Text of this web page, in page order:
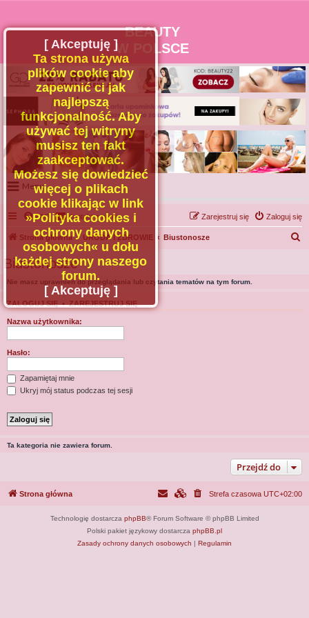
BEAUTY
W POLSCE
Menu
Portal
Facebook
Regulamin
Zapytaj administratora
Kontakt
FAQ Kontakt z nami Zaloguj się
Zarejestruj się
Strona główna URODA I ZDROWIE Biustonosze
Biustonosze
Nie masz uprawnień do przeglądania lub czytania tematów na tym forum.
ZALOGUJ SIĘ•ZAREJESTRUJ SIĘ
Nazwa użytkownika:
Hasło:
Zapamiętaj mnie
Ukryj mój status podczas tej sesji
Ta kategoria nie zawiera forum.
Przejdź do
[ Akceptuję ]
Ta strona używa
plików cookie aby
zapewnić ci jak
najlepszą
funkcjonalność. Aby
używać tej witryny
musisz ten fakt
zaakceptować.
Możesz się dowiedzieć
więcej o plikach
cookie klikając w link
»Polityka cookies i
ochrony danych
osobowych« u dołu
każdej strony naszego
forum.
[ Akceptuję ]
Strona główna Strefa czasowa UTC+02:00
Technologię dostarcza phpBB® Forum Software © phpBB Limited
Polski pakiet językowy dostarcza phpBB.pl
Zasady ochrony danych osobowych | Regulamin